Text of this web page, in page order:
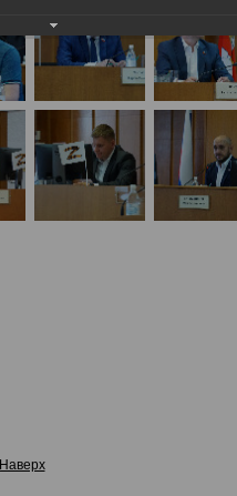
Наверх